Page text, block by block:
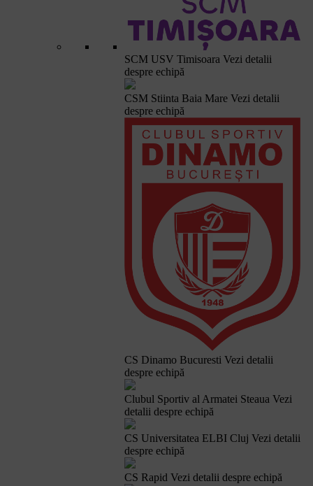
SCM USV Timisoara Vezi detalii
despre echipă
CSM Stiinta Baia Mare Vezi detalii
despre echipă
CS Dinamo Bucuresti Vezi detalii
despre echipă
Clubul Sportiv al Armatei Steaua Vezi
detalii despre echipă
CS Universitatea ELBI Cluj Vezi detalii
despre echipă
CS Rapid Vezi detalii despre echipă